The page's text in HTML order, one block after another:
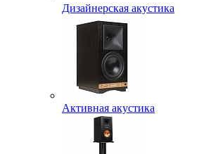
Дизайнерская акустика
Активная акустика